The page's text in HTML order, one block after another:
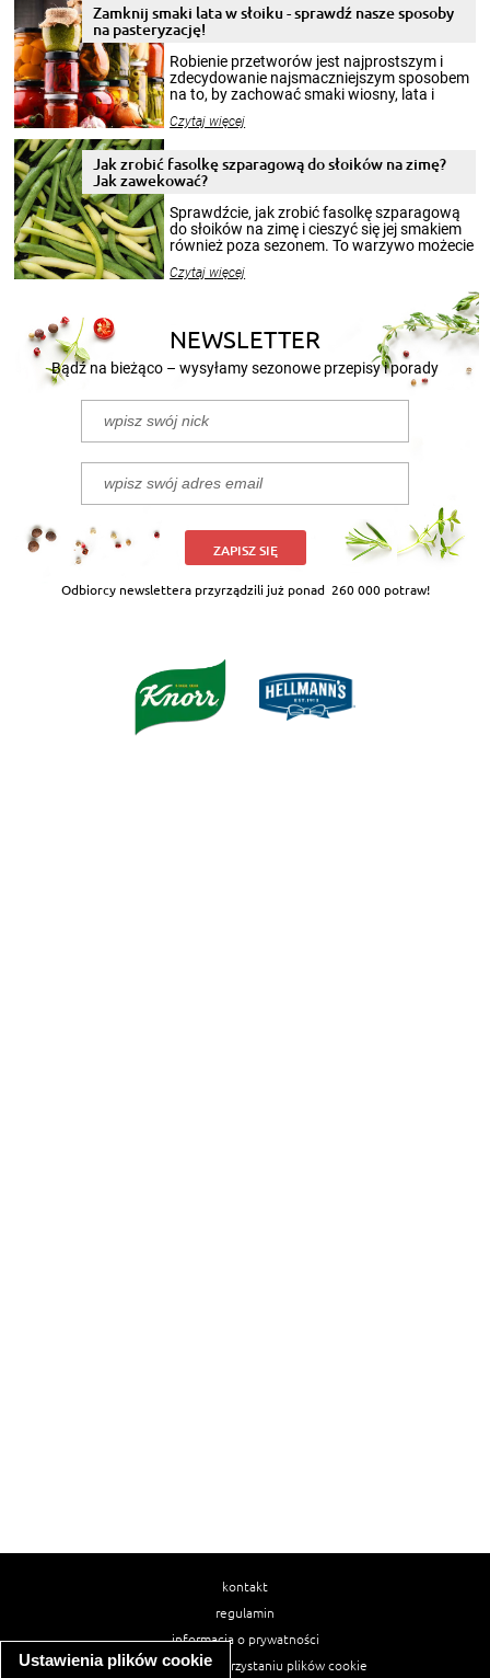
Ustawienia plików cookie
Zamknij smaki lata w słoiku - sprawdź nasze sposoby
na pasteryzację!
Robienie przetworów jest najprostszym i
zdecydowanie najsmaczniejszym sposobem
na to, by zachować smaki wiosny, lata i
krajobrazów, by cieszyć nimi oko w sezonie
pełni poczuć atmosferę cieplejszych
miesięcy. Przygotowanie słoików ze
patenty, które pozwolą zachować świeżość
przetworów.
Czytaj więcej
Jak zrobić fasolkę szparagową do słoików na zimę?
Jak zawekować?
Sprawdźcie, jak zrobić fasolkę szparagową
do słoików na zimę i cieszyć się jej smakiem
również poza sezonem. To warzywo możecie
nasze propozycje!
Czytaj więcej
NEWSLETTER
Bądź na bieżąco – wysyłamy sezonowe przepisy i porady
ZAPISZ SIĘ
Odbiorcy newslettera przyrządzili już ponad 260 000 potraw!
kontakt
regulamin
informacja o prywatności
informacja o wykorzystaniu plików cookie